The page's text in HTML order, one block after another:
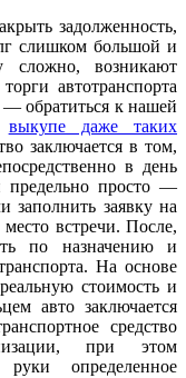
задолженность,
слишком большой и
сложно, возникают
автотранспорта
обратиться к нашей
выкупе даже таких
заключается в том,
в день
предельно просто —
заполнить заявку на
встречи. После,
по назначению и
На основе
стоимость и
авто заключается
средство
при этом
определенное